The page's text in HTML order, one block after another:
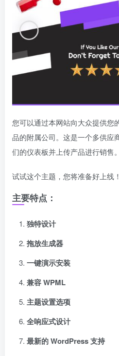
您可以通过本网站向大众提供您
品的附属公司。这是一个多供应
们的仪表板并上传产品进行销售。
试试这个主题，您将准备好上线！
主要特点：
独特设计
拖放生成器
一键演示安装
兼容 WPML
主题设置选项
全响应式设计
最新的 WordPress 支持